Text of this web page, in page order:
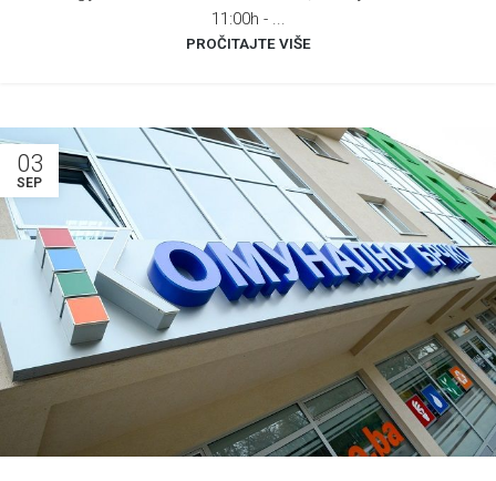
11:00h - ...
PROČITAJTE VIŠE
03
SEP